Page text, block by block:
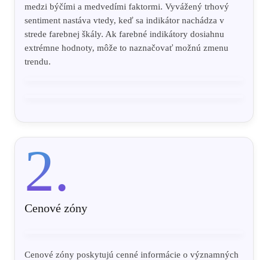
medzi býčími a medvedími faktormi. Vyvážený trhový
sentiment nastáva vtedy, keď sa indikátor nachádza v
strede farebnej škály. Ak farebné indikátory dosiahnu
extrémne hodnoty, môže to naznačovať možnú zmenu
trendu.
2.
Cenové zóny
Cenové zóny poskytujú cenné informácie o významných